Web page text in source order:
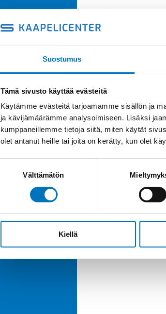
Suostumus
Tämä sivusto käyttää evästeitä
Käytämme evästeitä tarjoamamme sisällön ja
ja kävijämäärämme analysoimiseen. Lisäksi
kumppaneillemme tietoja siitä, miten käytät
olet antanut heille tai joita on kerätty, kun olet
Välttämätön
Kiellä